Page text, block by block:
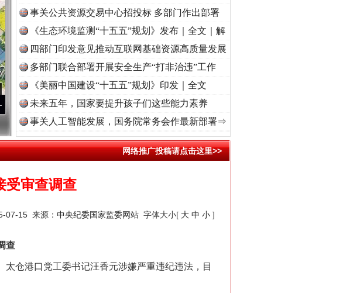
”事⑧加强纪律..·[视频] 牢记初心使命 奋进复兴征程丨“转折之城”激荡..
事关公共资源交易中心招投标 多部门作出部署
《生态环境监测“十五五”规划》发布｜全文｜解
读
四部门印发意见推动互联网基础资源高质量发展
多部门联合部署开展安全生产“打非治违”工作
《美丽中国建设“十五五”规划》印发｜全文
未来五年，国家要提升孩子们这些能力素养
事关人工智能发展，国务院常务会作最新部署⇒
网络推广投稿请点击这里>>
受审查调查
07-15 来源： 中央纪委国家监委网站 字体大小[ 大 中 小 ]
查
仓港口党工委书记汪香元涉嫌严重违纪违法，目
“神药”背后的真相